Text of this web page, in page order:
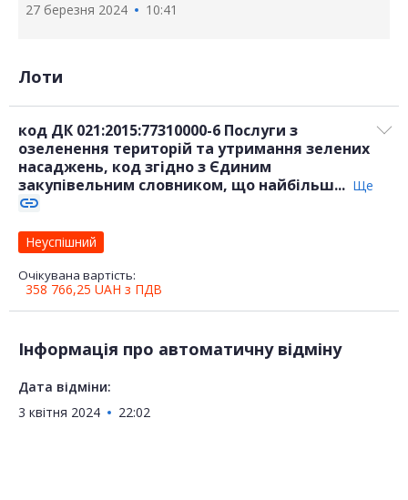
27 березня 2024
10:41
Лоти
код ДК 021:2015:77310000-6 Послуги з
озеленення територій та утримання зелених
насаджень, код згідно з Єдиним
закупівельним словником, що найбільш... Ще
link
Очікувана вартість:
358 766,25 UAH з ПДВ
Неуспішний
Інформація про автоматичну відміну
Дата відміни:
3 квітня 2024
22:02